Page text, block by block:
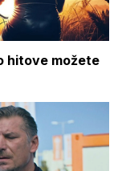
hitove možete